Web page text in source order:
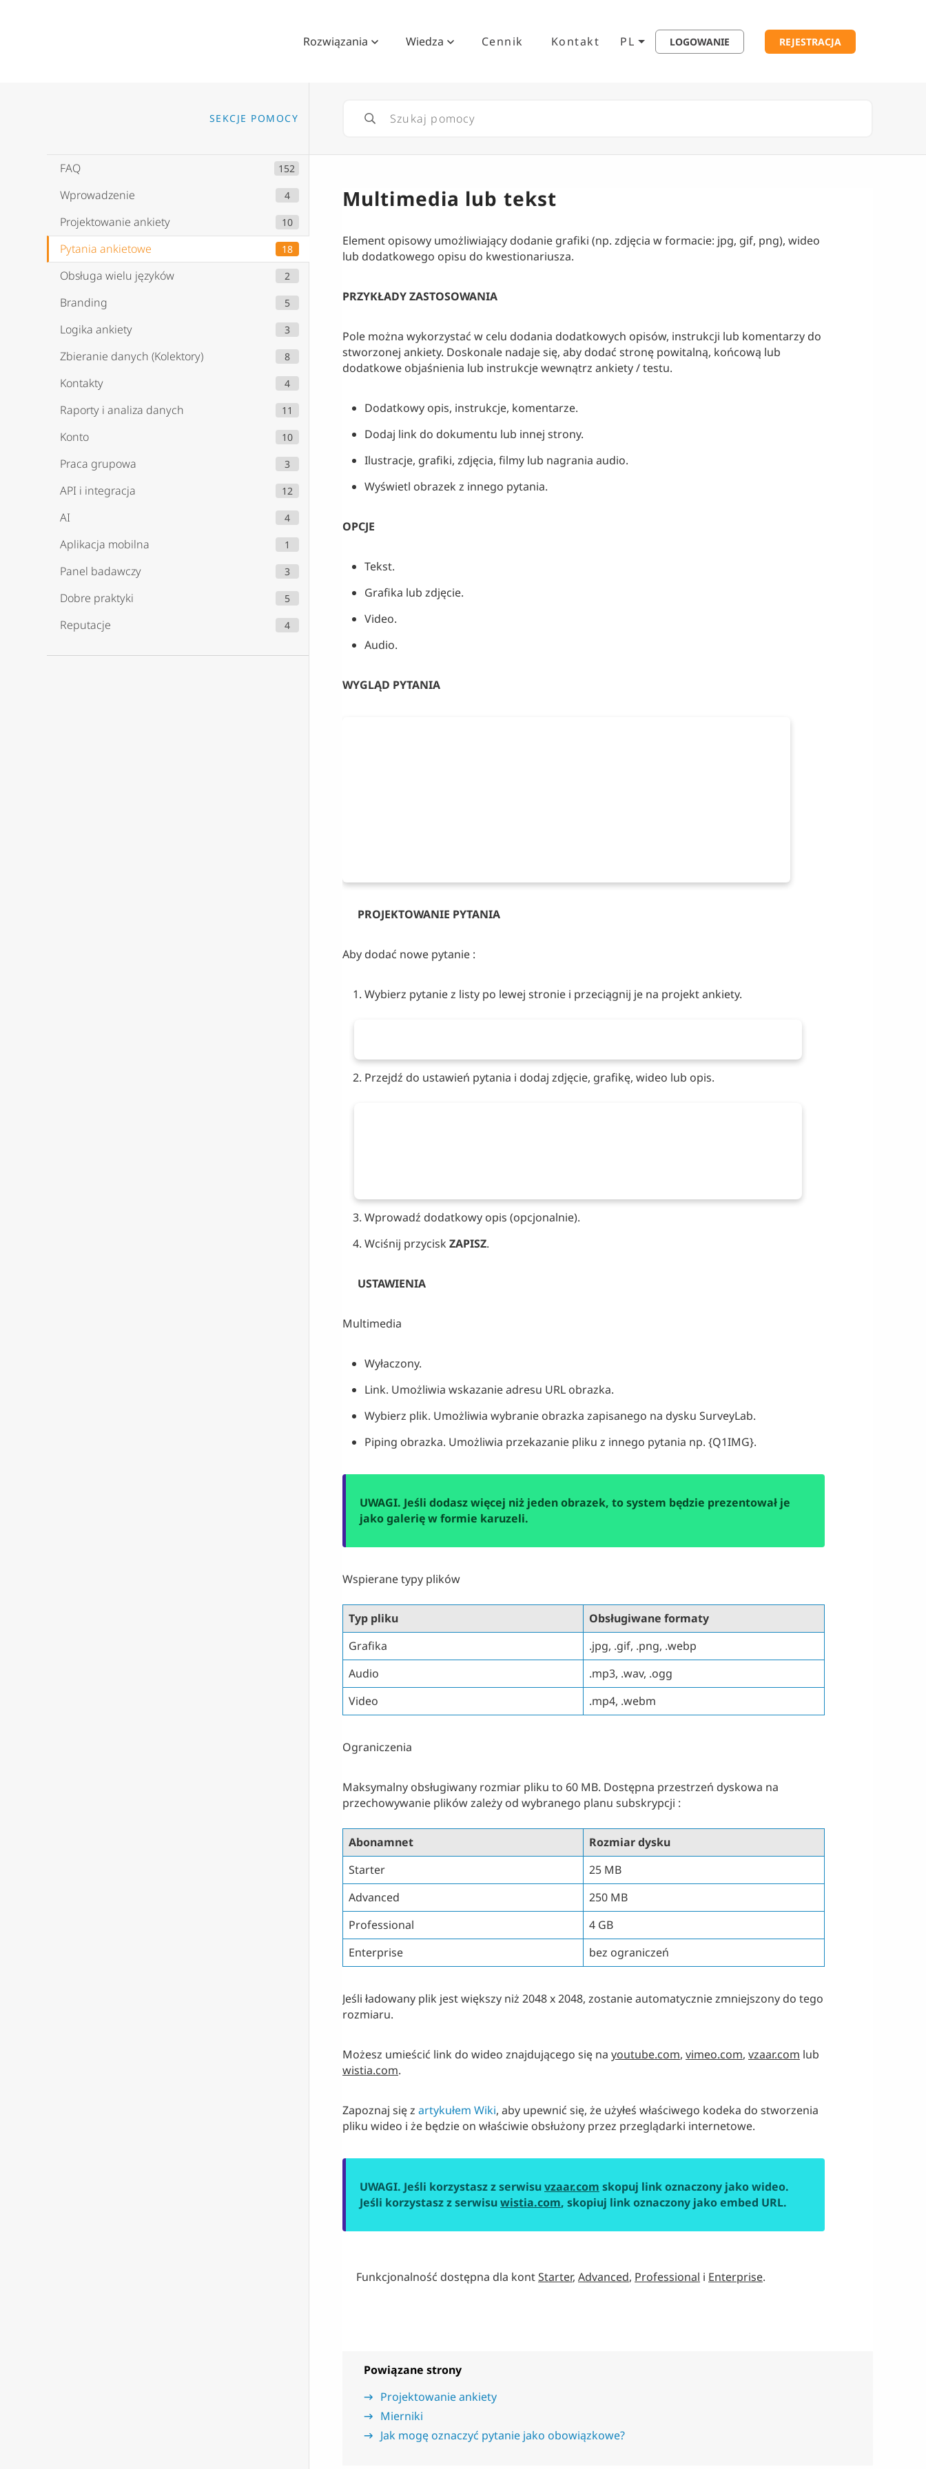
Rozwiązania Wiedza Cennik Kontakt PL LOGOWANIE REJESTRACJA
SEKCJE POMOCY
FAQ 152
Wprowadzenie 4
Projektowanie ankiety 10
Pytania ankietowe 18
Obsługa wielu języków 2
Branding 5
Logika ankiety 3
Zbieranie danych (Kolektory) 8
Kontakty 4
Raporty i analiza danych 11
Konto 10
Praca grupowa 3
API i integracja 12
AI 4
Aplikacja mobilna 1
Panel badawczy 3
Dobre praktyki 5
Reputacje 4
Multimedia lub tekst
Element opisowy umożliwiający dodanie grafiki (np. zdjęcia w formacie: jpg, gif, png), wideo
lub dodatkowego opisu do kwestionariusza.
PRZYKŁADY ZASTOSOWANIA
Pole można wykorzystać w celu dodania dodatkowych opisów, instrukcji lub komentarzy do
stworzonej ankiety. Doskonale nadaje się, aby dodać stronę powitalną, końcową lub
dodatkowe objaśnienia lub instrukcje wewnątrz ankiety / testu.
Dodatkowy opis, instrukcje, komentarze.
Dodaj link do dokumentu lub innej strony.
Ilustracje, grafiki, zdjęcia, filmy lub nagrania audio.
Wyświetl obrazek z innego pytania.
OPCJE
Tekst.
Grafika lub zdjęcie.
Video.
Audio.
WYGLĄD PYTANIA
PROJEKTOWANIE PYTANIA
Aby dodać nowe pytanie :
Wybierz pytanie z listy po lewej stronie i przeciągnij je na projekt ankiety.
Przejdź do ustawień pytania i dodaj zdjęcie, grafikę, wideo lub opis.
Wprowadź dodatkowy opis (opcjonalnie).
Wciśnij przycisk ZAPISZ.
USTAWIENIA
Multimedia
Wyłaczony.
Link. Umożliwia wskazanie adresu URL obrazka.
Wybierz plik. Umożliwia wybranie obrazka zapisanego na dysku SurveyLab.
Piping obrazka. Umożliwia przekazanie pliku z innego pytania np. {Q1IMG}.
UWAGI. Jeśli dodasz więcej niż jeden obrazek, to system będzie prezentował je
jako galerię w formie karuzeli.
Wspierane typy plików
Typ pliku
Obsługiwane formaty
Grafika
.jpg, .gif, .png, .webp
Audio
.mp3, .wav, .ogg
Video
.mp4, .webm
Ograniczenia
Maksymalny obsługiwany rozmiar pliku to 60 MB. Dostępna przestrzeń dyskowa na
przechowywanie plików zależy od wybranego planu subskrypcji :
Abonamnet
Rozmiar dysku
Starter
25 MB
Advanced
250 MB
Professional
4 GB
Enterprise
bez ograniczeń
Jeśli ładowany plik jest większy niż 2048 x 2048, zostanie automatycznie zmniejszony do tego
rozmiaru.
Możesz umieścić link do wideo znajdującego się na youtube.com, vimeo.com, vzaar.com lub
wistia.com.
Zapoznaj się z artykułem Wiki, aby upewnić się, że użyłeś właściwego kodeka do stworzenia
pliku wideo i że będzie on właściwie obsłużony przez przeglądarki internetowe.
UWAGI. Jeśli korzystasz z serwisuvzaar.com skopuj link oznaczony jako wideo.
Jeśli korzystasz z serwisuwistia.com, skopiuj link oznaczony jako embed URL.
Funkcjonalność dostępna dla kontStarter, Advanced, Professional i Enterprise.
Powiązane strony
Projektowanie ankiety
Mierniki
Jak mogę oznaczyć pytanie jako obowiązkowe?